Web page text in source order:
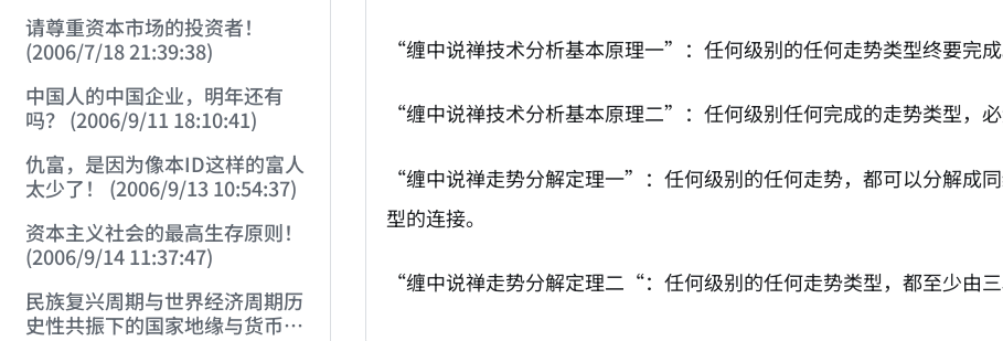
请尊重资本市场的投资者！
(2006/7/18 21:39:38)
中国人的中国企业，明年还有
吗？ (2006/9/11 18:10:41)
仇富，是因为像本ID这样的富人
太少了！ (2006/9/13 10:54:37)
资本主义社会的最高生存原则！
(2006/9/14 11:37:47)
民族复兴周期与世界经济周期历
史性共振下的国家地缘与货币战
“缠中说禅技术分析基本原理一”：任何级别的任何走势类型终要完成
“缠中说禅技术分析基本原理二”：任何级别任何完成的走势类型，
“缠中说禅走势分解定理一”：任何级别的任何走势，都可以分
型的连接。
“缠中说禅走势分解定理二“：任何级别的任何走势类型，都至少由三